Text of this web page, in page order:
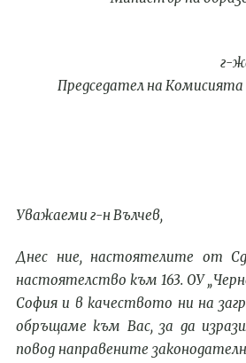
г-
Председател на Комисията
Уважаеми г-н Вълчев,
Днес ние, настоятелите от
настоятелство към 163. ОУ
София и в качеството ни на
обръщаме към Вас, за да
повод направените